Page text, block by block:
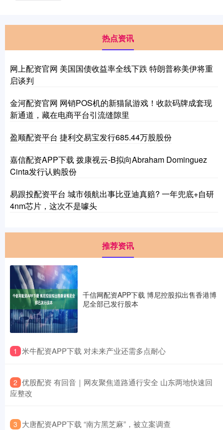
热点资讯
网上配资官网 美国国债收益率全线下跌 特朗普称美伊将重
启谈判
金河配资官网 网销POS机的新猫鼠游戏！收款码牌成套现
新通道，藏在电商平台引流缝隙里
盈顺配资平台 捷利交易宝发行685.44万股股份
嘉信配资APP下载 拨康视云-B拟向Abraham Dominguez
Cinta发行认购股份
易跟投配资平台 城市领航出事比亚迪真赔? 一年兜底+自研
4nm芯片，这次不是噱头
推荐资讯
千信网配资APP下载 博尼控股拟出售香港博
尼全部已发行股本
1 ​米牛配资APP下载 对未来产业还需多点耐心
2 ​优股配资 有回音｜网友聚焦道路通行安全 山东两地快速回
应整改
3 ​大唐配资APP下载 “南方黑芝麻”，被立案调查